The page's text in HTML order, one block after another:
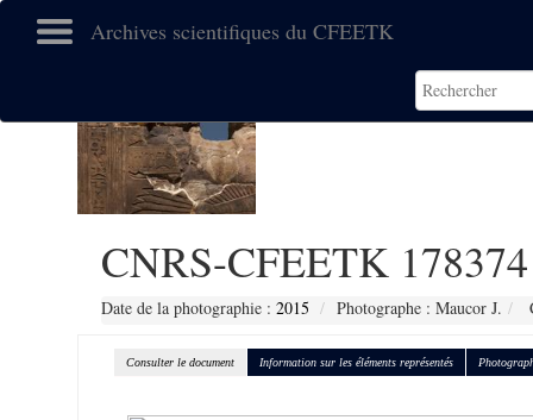
Archives scientifiques du CFEETK
CNRS-CFEETK 178374
Date de la photographie : 2015 Photographe : Maucor J.
Consulter le document Information sur les éléments représentés